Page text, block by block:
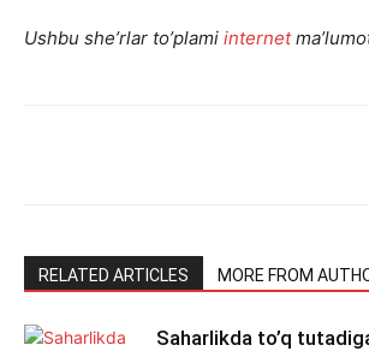
Ushbu she’rlar to’plami internet
RELATED ARTICLES MORE FROM
Saharlikda to’q